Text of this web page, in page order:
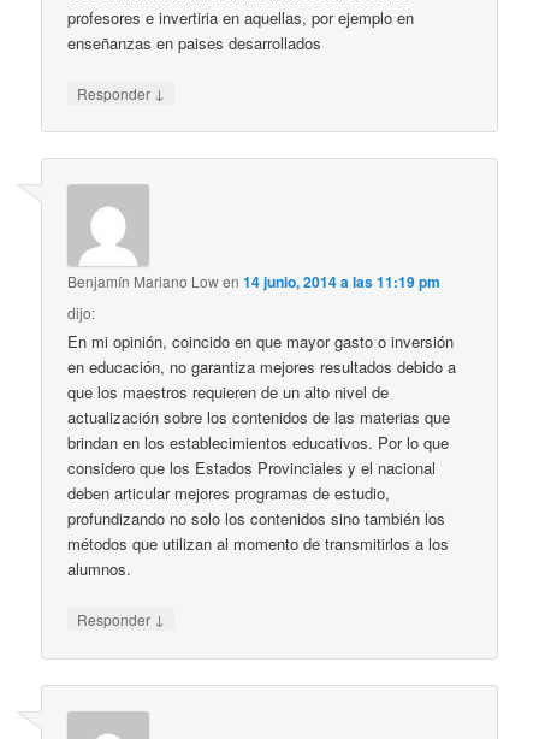
profesores e invertiria en aquellas, por ejemplo en
enseñanzas en paises desarrollados
Responder ↓
Benjamín Mariano Lowen14 junio, 2014 a las 11:19 pm
dijo:
En mi opinión, coincido en que mayor gasto o inversión
en educación, no garantiza mejores resultados debido a
que los maestros requieren de un alto nivel de
actualización sobre los contenidos de las materias que
brindan en los establecimientos educativos. Por lo que
considero que los Estados Provinciales y el nacional
deben articular mejores programas de estudio,
profundizando no solo los contenidos sino también los
métodos que utilizan al momento de transmitirlos a los
alumnos.
Responder ↓